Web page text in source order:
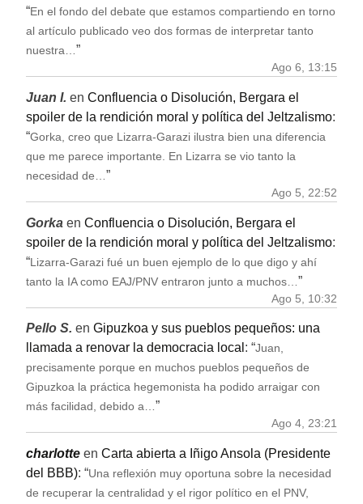
“En el fondo del debate que estamos compartiendo en torno
al artículo publicado veo dos formas de interpretar tanto
nuestra…”
Ago 6, 13:15
Juan I. en Confluencia o Disolución, Bergara el
spoiler de la rendición moral y política del Jeltzalismo:
“Gorka, creo que Lizarra-Garazi ilustra bien una diferencia
que me parece importante. En Lizarra se vio tanto la
necesidad de… ”
Ago 5, 22:52
Gorka en Confluencia o Disolución, Bergara el
spoiler de la rendición moral y política del Jeltzalismo:
“Lizarra-Garazi fué un buen ejemplo de lo que digo y ahí
tanto la IA como EAJ/PNV entraron junto a muchos… ”
Ago 5, 10:32
Pello S. en Gipuzkoa y sus pueblos pequeños: una
llamada a renovar la democracia local : “Juan,
precisamente porque en muchos pueblos pequeños de
Gipuzkoa la práctica hegemonista ha podido arraigar con
más facilidad, debido a…”
Ago 4, 23:21
charlotte en Carta abierta a Iñigo Ansola (Presidente
del BBB): “Una reflexión muy oportuna sobre la necesidad
de recuperar la centralidad y el rigor político en el PNV,